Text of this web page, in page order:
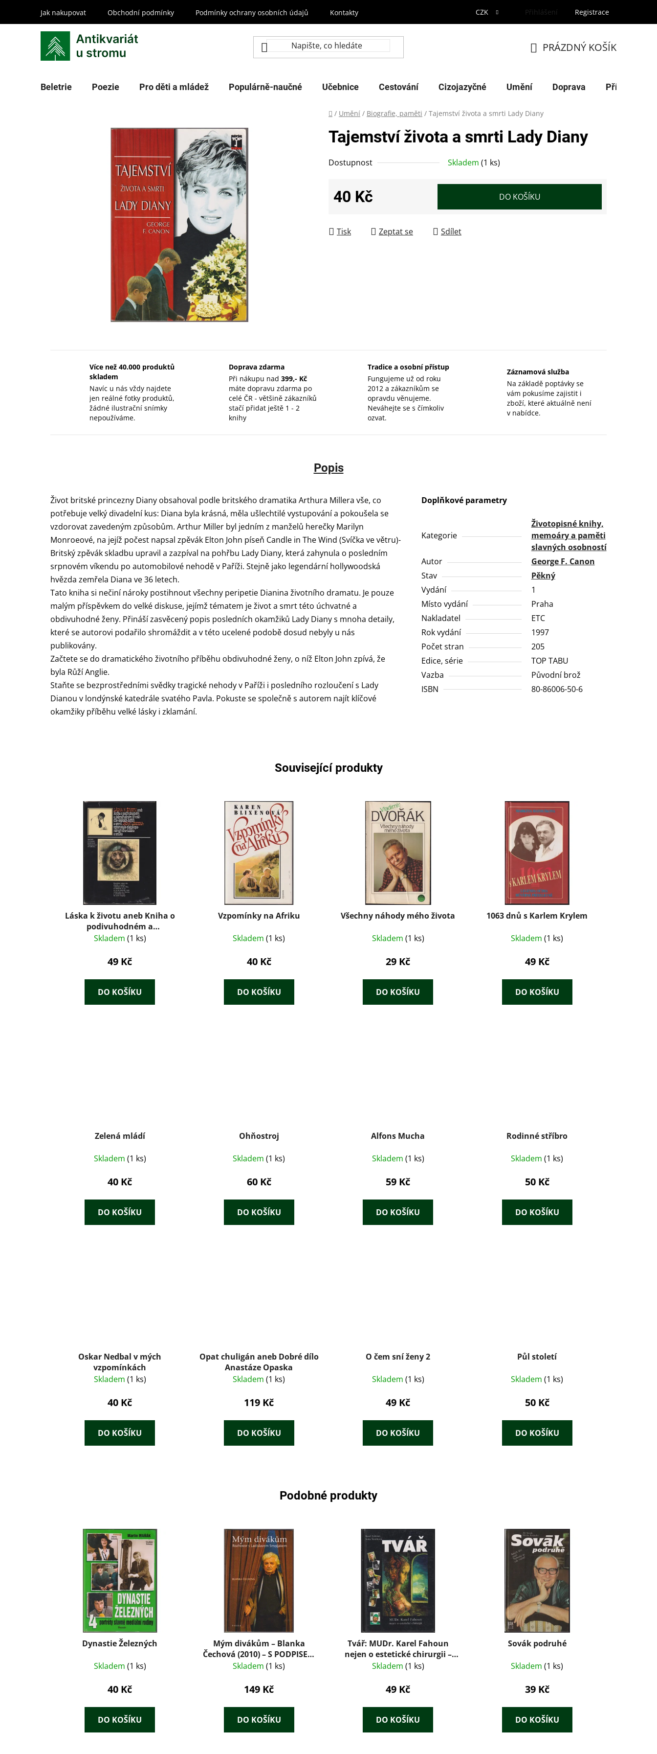
obsah
Jak nakupovat Obchodní podmínky Podmínky ochrany osobních údajů Kontakty CZK Přihlášení Registrace
KOŠÍK
PRÁZDNÝ KOŠÍK
Beletrie Poezie Pro děti a mládež Populárně-naučné Učebnice Cestování Cizojazyčné Umění Doprava Příroda
Domů
/ Umění / Biografie, paměti / Tajemství života a smrti Lady Diany
Tajemství života a smrti Lady Diany
Dostupnost Skladem (1 ks)
40 Kč DO KOŠÍKU
Tisk Zeptat se Sdílet
Více než 40.000 produktů
skladem
Navíc u nás vždy najdete
jen reálné fotky produktů,
žádné ilustrační snímky
nepoužíváme.
Doprava zdarma
Při nákupu nad 399,- Kč
máte dopravu zdarma po
celé ČR - většině zákazníků
stačí přidat ještě 1 - 2
knihy
Tradice a osobní přístup
Fungujeme už od roku
2012 a zákazníkům se
opravdu věnujeme.
Neváhejte se s čímkoliv
ozvat.
Záznamová služba
Na základě poptávky se
vám pokusíme zajistit i
zboží, které aktuálně není
v nabídce.
Popis
Život britské princezny Diany obsahoval podle britského dramatika Arthura Millera vše, co
potřebuje velký divadelní kus: Diana byla krásná, měla ušlechtilé vystupování a pokoušela se
vzdorovat zavedeným způsobům. Arthur Miller byl jedním z manželů herečky Marilyn
Monroeové, na jejíž počest napsal zpěvák Elton John píseň Candle in The Wind (Svíčka ve větru)-
Britský zpěvák skladbu upravil a zazpíval na pohřbu Lady Diany, která zahynula o posledním
srpnovém víkendu po automobilové nehodě v Paříži. Stejně jako legendární hollywoodská
hvězda zemřela Diana ve 36 letech.
Tato kniha si nečiní nároky postihnout všechny peripetie Dianina životního dramatu. Je pouze
malým příspěvkem do velké diskuse, jejímž tématem je život a smrt této úchvatné a
obdivuhodné ženy. Přináší zasvěcený popis posledních okamžiků Lady Diany s mnoha detaily,
které se autorovi podařilo shromáždit a v této ucelené podobě dosud nebyly u nás
publikovány.
Začtete se do dramatického životního příběhu obdivuhodné ženy, o níž Elton John zpívá, že
byla Růží Anglie.
Staňte se bezprostředními svědky tragické nehody v Paříži i posledního rozloučení s Lady
Dianou v londýnské katedrále svatého Pavla. Pokuste se společně s autorem najít klíčové
okamžiky příběhu velké lásky i zklamání.
Doplňkové parametry
Kategorie
Životopisné knihy,
memoáry a paměti
slavných osobností
Autor
George F. Canon
Stav
Pěkný
Vydání
1
Místo vydání
Praha
Nakladatel
ETC
Rok vydání
1997
Počet stran
205
Edice, série
TOP TABU
Vazba
Původní brož
ISBN
80-86006-50-6
Související produkty
Láska k životu aneb Kniha o
podivuhodném a
dobrodružném životě, díle,
Londona, spisovatele,
a snílka
Skladem (1 ks)
49 Kč
DO KOŠÍKU
Vzpomínky na Afriku
Skladem(1 ks)
40 Kč
DO KOŠÍKU
Všechny náhody mého života
Skladem (1 ks)
29 Kč
DO KOŠÍKU
1063 dnů s Karlem Krylem
Skladem(1 ks)
49 Kč
DO KOŠÍKU
Zelená mládí
Skladem (1 ks)
40 Kč
DO KOŠÍKU
Ohňostroj
Skladem(1 ks)
60 Kč
DO KOŠÍKU
Alfons Mucha
Skladem (1 ks)
59 Kč
DO KOŠÍKU
Rodinné stříbro
Skladem(1 ks)
50 Kč
DO KOŠÍKU
Oskar Nedbal v mých
vzpomínkách
Skladem (1 ks)
40 Kč
DO KOŠÍKU
Opat chuligán aneb Dobré dílo
Anastáze Opaska
Skladem(1 ks)
119 Kč
DO KOŠÍKU
O čem sní ženy 2
Skladem (1 ks)
49 Kč
DO KOŠÍKU
Půl století
Skladem(1 ks)
50 Kč
DO KOŠÍKU
Podobné produkty
Dynastie Železných
Skladem (1 ks)
40 Kč
DO KOŠÍKU
Mým divákům – Blanka
Čechová (2010) – S PODPISEM
AUTORKY
Skladem(1 ks)
149 Kč
DO KOŠÍKU
Tvář: MUDr. Karel Fahoun
nejen o estetické chirurgii –
Soňa Štroblová, Karel Fahoun
Skladem (1 ks)
49 Kč
DO KOŠÍKU
Sovák podruhé
Skladem(1 ks)
39 Kč
DO KOŠÍKU